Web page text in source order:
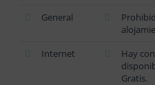
General
Internet
Hay
Gratis.